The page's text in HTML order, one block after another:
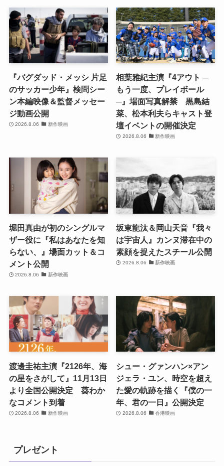
『バグダッド・メッシ 片足
のサッカー少年』検問シー
ン本編映像＆監督メッセー
ジ動画公開
2026.8.06 新作映画
相葉雅紀主演『4アウト ─
もう一度、プレイボール
─』場面写真解禁 黒島結
菜、松本利夫らキャスト登
壇イベントの開催決定
2026.8.06 新作映画
堀田真由が初のシングルマ
ザー役に『私はあなたを知
らない、』場面カット＆コ
メント公開
2026.8.06 新作映画
坂東龍汰＆岡山天音『我々
は宇宙人』カンヌ滞在中の
素顔を捉えたスチール公開
2026.8.06 新作映画
渡邊圭祐主演『2126年、海
の星をさがして』11月13日
より全国公開決定 葵わか
なコメント到着
2026.8.06 新作映画
シュー・グァンハン×アン
ジェラ・ユン、時空を超え
た愛の軌跡を描く『僕の一
年、君の一日』公開決定
2026.8.06 香港映画
プレゼント